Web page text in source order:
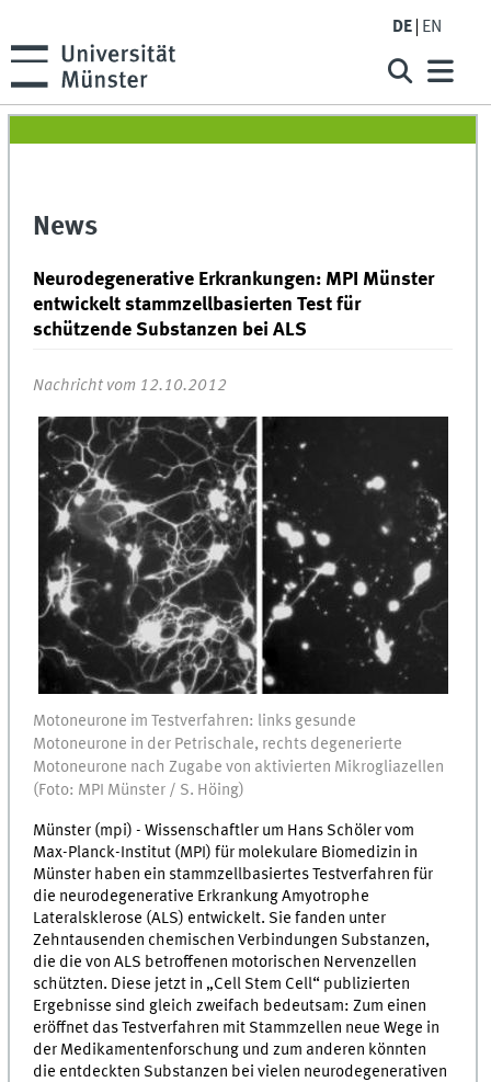
DE EN
News
Neurodegenerative Erkrankungen: MPI Münster
entwickelt stammzellbasierten Test für
schützende Substanzen bei ALS
Nachricht vom 12.10.2012
Motoneurone im Testverfahren: links gesunde
Motoneurone in der Petrischale, rechts degenerierte
Motoneurone nach Zugabe von aktivierten Mikrogliazellen
(Foto: MPI Münster / S. Höing)
Münster (mpi) - Wissenschaftler um Hans Schöler vom
Max-Planck-Institut (MPI) für molekulare Biomedizin in
Münster haben ein stammzellbasiertes Testverfahren für
die neurodegenerative Erkrankung Amyotrophe
Lateralsklerose (ALS) entwickelt. Sie fanden unter
Zehntausenden chemischen Verbindungen Substanzen,
die die von ALS betroffenen motorischen Nervenzellen
schützten. Diese jetzt in „Cell Stem Cell“ publizierten
Ergebnisse sind gleich zweifach bedeutsam: Zum einen
eröffnet das Testverfahren mit Stammzellen neue Wege in
der Medikamentenforschung und zum anderen könnten
die entdeckten Substanzen bei vielen neurodegenerativen